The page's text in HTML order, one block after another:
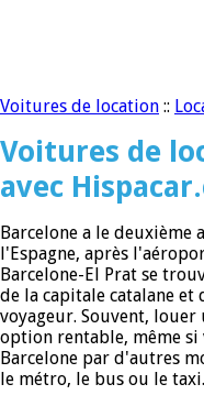
Voitures de location ::
Voitures de
avec
Barcelone a le
l'Espagne, après
Barcelone-El Prat se
de la capitale catalane et
voyageur. Souvent, louer
option rentable, même si
Barcelone par d'autres
le métro, le bus ou le taxi.